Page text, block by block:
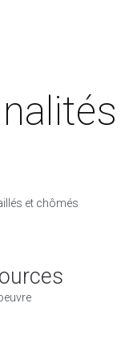
et chômés